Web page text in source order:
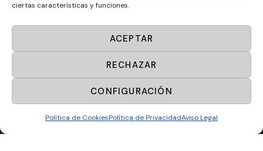
ciertas características y funciones.
ACEPTAR
RECHAZAR
CONFIGURACIÓN
Política de CookiesPolítica de PrivacidadAviso Legal
Sportup© 2025. Todos los derechos reservados.
Diseño web porMasideas.es
Aviso Legal
Política de Privacidad